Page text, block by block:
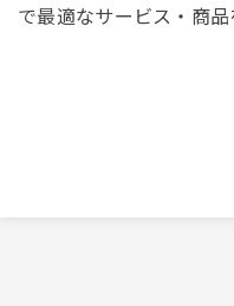
で最適なサービス・商品